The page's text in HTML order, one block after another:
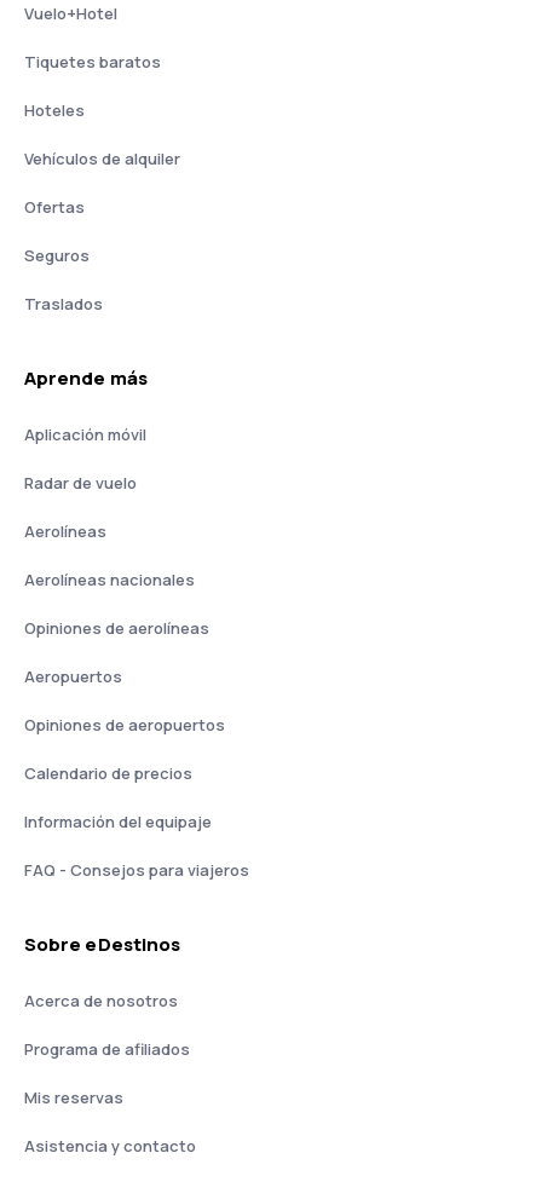
Vuelo+Hotel
Tiquetes baratos
Hoteles
Vehículos de alquiler
Ofertas
Seguros
Traslados
Aprende más
Aplicación móvil
Radar de vuelo
Aerolíneas
Aerolíneas nacionales
Opiniones de aerolíneas
Aeropuertos
Opiniones de aeropuertos
Calendario de precios
Información del equipaje
FAQ - Consejos para viajeros
Sobre eDestinos
Acerca de nosotros
Programa de afiliados
Mis reservas
Asistencia y contacto